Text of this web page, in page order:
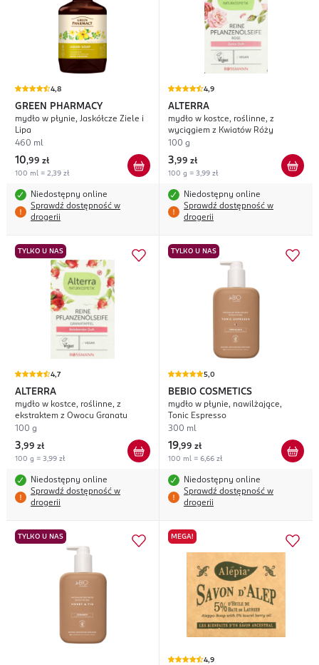
4,8
GREEN PHARMACY
mydło w płynie, Jaskółcze Ziele i
Lipa
460 ml
10,99 zł
100 ml = 2,39 zł
Niedostępny online
Sprawdź dostępność w
drogerii
4,9
ALTERRA
mydło w kostce, roślinne, z
wyciągiem z Kwiatów Róży
100 g
3,99 zł
100 g = 3,99 zł
Niedostępny online
Sprawdź dostępność w
drogerii
TYLKO U NAS
4,7
ALTERRA
mydło w kostce, roślinne, z
ekstraktem z Owocu Granatu
100 g
3,99 zł
100 g = 3,99 zł
Niedostępny online
Sprawdź dostępność w
drogerii
TYLKO U NAS
5,0
BEBIO COSMETICS
mydło w płynie, nawilżające,
Tonic Espresso
300 ml
19,99 zł
100 ml = 6,66 zł
Niedostępny online
Sprawdź dostępność w
drogerii
TYLKO U NAS MEGA!
4,9